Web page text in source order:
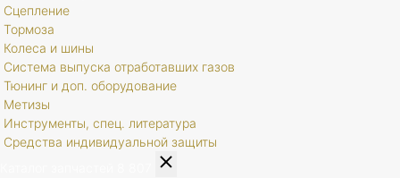
Сцепление
Тормоза
Колеса и шины
Система выпуска отработавших газов
Тюнинг и доп. оборудование
Метизы
Инструменты, спец. литература
Средства индивидуальной защиты